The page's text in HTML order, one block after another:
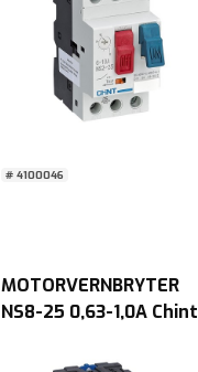
# 4100046
MOTORVERNBRYTER
NS8-25 0,63-1,0A Chint